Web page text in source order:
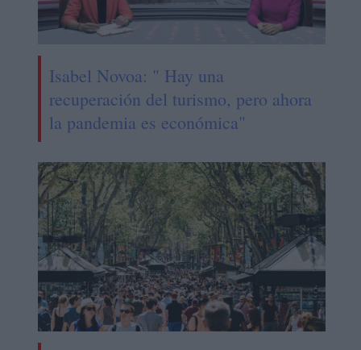
Isabel Novoa: " Hay una
recuperación del turismo, pero ahora
la pandemia es económica"